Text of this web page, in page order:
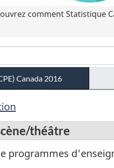
comment Statistique
Canada 2016
théâtre
programmes